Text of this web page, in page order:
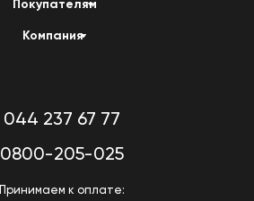
Покупателям
Компания
044 237 67 77
0800-205-025
Принимаем к оплате: